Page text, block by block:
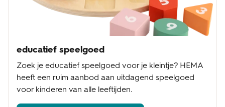
educatief speelgoed
Zoek je educatief speelgoed voor je kleintje? HEMA
heeft een ruim aanbod aan uitdagend speelgoed
voor kinderen van alle leeftijden.